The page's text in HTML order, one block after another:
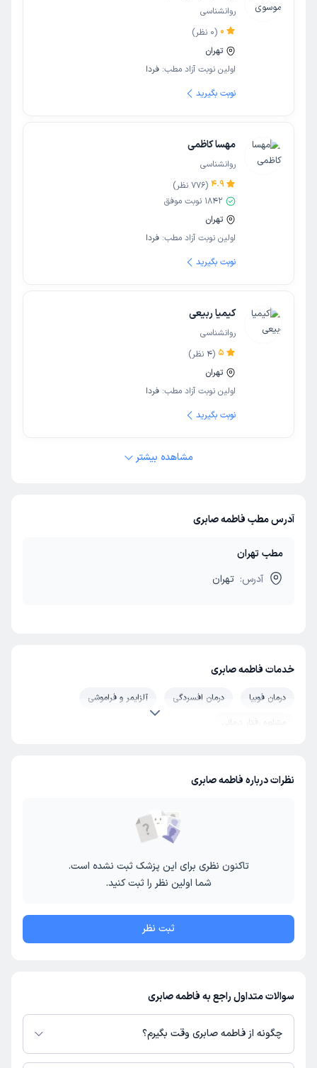
روانشناسی
0
(
0 نظر)
تهران
اولین نوبت آزاد مطب: فردا
نوبت بگیرید
مهسا کاظمی
روانشناسی
4.9
(
776 نظر)
1842 نوبت موفق
تهران
اولین نوبت آزاد مطب: فردا
نوبت بگیرید
کیمیا ربیعی
روانشناسی
5
(
4 نظر)
تهران
اولین نوبت آزاد مطب: فردا
نوبت بگیرید
مشاهده بیشتر
آدرس مطب فاطمه صابری
مطب تهران
آدرس: تهران
خدمات فاطمه صابری
درمان فوبیا درمان افسردگی
آلزایمر و فراموشی
مشاوره رفتار درمانی
نظرات درباره فاطمه صابری
تاکنون نظری برای این پزشک ثبت نشده است.
شما اولین نظر را ثبت کنید.
ثبت نظر
سوالات متداول راجع به فاطمه صابری
چگونه از فاطمه صابری وقت بگیرم؟
در صورتی کهفاطمه صابریدارای پروفایل فعال و نوبت‌دهی باز در پلتفرم دکترتو